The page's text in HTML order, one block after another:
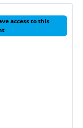
드의 투자포인트
access to this